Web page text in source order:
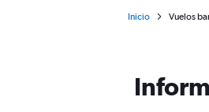
Inicio Vuelos